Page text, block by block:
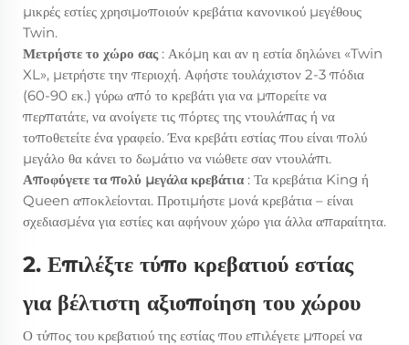
μικρές εστίες χρησιμοποιούν κρεβάτια κανονικού μεγέθους
Twin.
Μετρήστε το χώρο σας : Ακόμη και αν η εστία δηλώνει «Twin
XL», μετρήστε την περιοχή. Αφήστε τουλάχιστον 2-3 πόδια
(60-90 εκ.) γύρω από το κρεβάτι για να μπορείτε να
περπατάτε, να ανοίγετε τις πόρτες της ντουλάπας ή να
τοποθετείτε ένα γραφείο. Ένα κρεβάτι εστίας που είναι πολύ
μεγάλο θα κάνει το δωμάτιο να νιώθετε σαν ντουλάπι.
Αποφύγετε τα πολύ μεγάλα κρεβάτια : Τα κρεβάτια King ή
Queen αποκλείονται. Προτιμήστε μονά κρεβάτια – είναι
σχεδιασμένα για εστίες και αφήνουν χώρο για άλλα απαραίτητα.
2. Επιλέξτε τύπο κρεβατιού εστίας
για βέλτιστη αξιοποίηση του χώρου
Ο τύπος του κρεβατιού της εστίας που επιλέγετε μπορεί να